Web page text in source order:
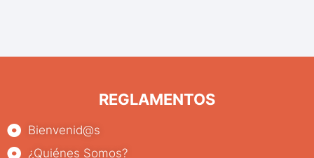
REGLAMENTOS
Bienvenid@s
¿Quiénes Somos?